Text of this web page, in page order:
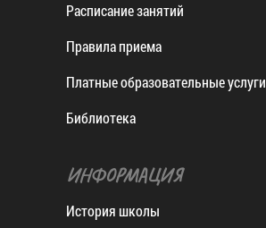
Расписание занятий
Правила приема
Платные образовательные услуги
Библиотека
ИНФОРМАЦИЯ
История школы